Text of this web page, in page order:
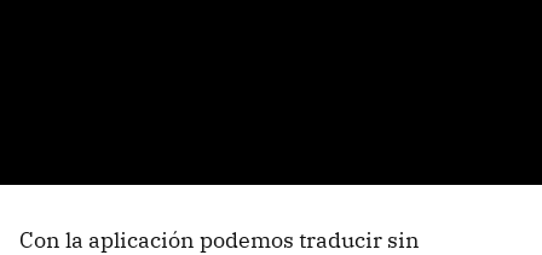
Con la aplicación podemos traducir sin